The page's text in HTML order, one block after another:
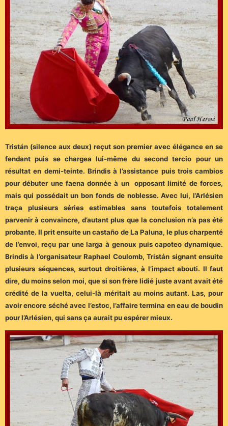
Tristán (silence aux deux) reçut son premier avec élégance en se
fendant puis se chargea lui-même du second tercio pour un
résultat en demi-teinte. Brindis à l’assistance puis trois cambios
pour débuter une faena donnée à un opposant limité de forces,
mais qui possédait un bon fonds de noblesse. Avec lui, l’Arlésien
traça plusieurs séries estimables sans toutefois totalement
parvenir à convaincre, d’autant plus que la conclusion n’a pas été
probante. Il prit ensuite un castaño de La Paluna, le plus charpenté
de l’envoi, reçu par une larga à genoux puis capoteo dynamique.
Brindis à l’organisateur Raphael Coulomb, Tristán signant ensuite
plusieurs séquences, surtout droitières, à l’impact abouti. Il faut
dire, du moins selon moi, que si son frère lidié juste avant avait été
crédité de la vuelta, celui-là méritait au moins autant. Las, pour
avoir encore séché avec l’estoc, l’affaire termina en eau de boudin
pour l’Arlésien, qui sans ça aurait pu espérer mieux.